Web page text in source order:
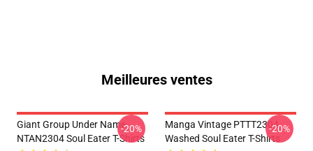
Meilleures ventes
Giant Group Under Name
NTAN2304 Soul Eater T-Shirts
-20%
Manga Vintage PTTT2304
Washed Soul Eater T-Shirts
-20%